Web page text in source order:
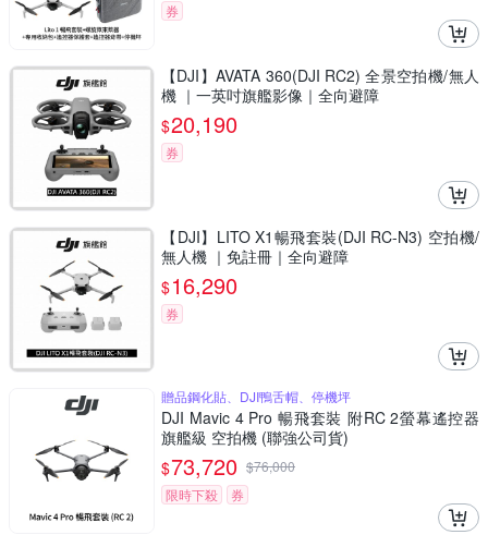
券
【DJI】AVATA 360(DJI RC2) 全景空拍機/無人
機 ｜一英吋旗艦影像｜全向避障
$20,190
券
【DJI】LITO X1暢飛套裝(DJI RC-N3) 空拍機/
無人機 ｜免註冊｜全向避障
$16,290
券
贈品鋼化貼、DJI鴨舌帽、停機坪
DJI Mavic 4 Pro 暢飛套裝 附RC 2螢幕遙控器
旗艦級 空拍機 (聯強公司貨)
$73,720 $76,000
限時下殺
券